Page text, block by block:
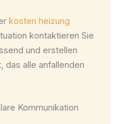
kosten heizung
kontaktieren Sie
und erstellen
das alle anfallenden
Kommunikation